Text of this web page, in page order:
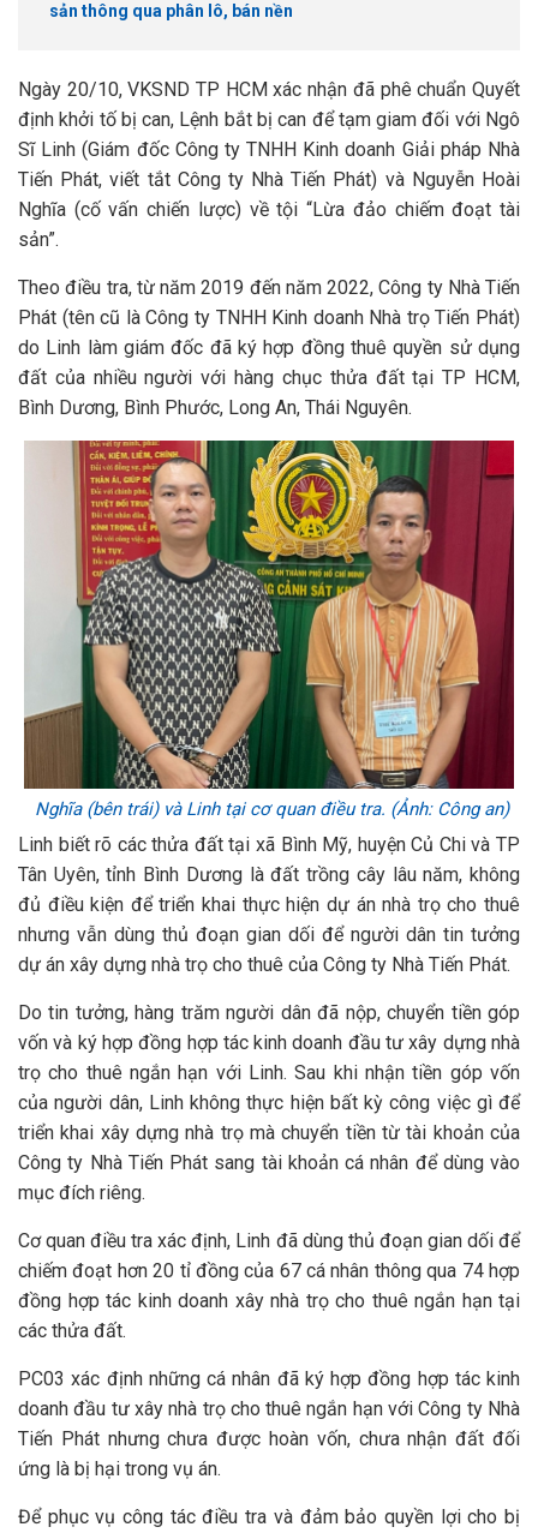
sản thông qua phân lô, bán nền
Ngày 20/10, VKSND TP HCM xác nhận đã phê chuẩn Quyết
định khởi tố bị can, Lệnh bắt bị can để tạm giam đối với Ngô
Sĩ Linh (Giám đốc Công ty TNHH Kinh doanh Giải pháp Nhà
Tiến Phát, viết tắt Công ty Nhà Tiến Phát) và Nguyễn Hoài
Nghĩa (cố vấn chiến lược) về tội “Lừa đảo chiếm đoạt tài
sản”.
Theo điều tra, từ năm 2019 đến năm 2022, Công ty Nhà Tiến
Phát (tên cũ là Công ty TNHH Kinh doanh Nhà trọ Tiến Phát)
do Linh làm giám đốc đã ký hợp đồng thuê quyền sử dụng
đất của nhiều người với hàng chục thửa đất tại TP HCM,
Bình Dương, Bình Phước, Long An, Thái Nguyên.
Nghĩa (bên trái) và Linh tại cơ quan điều tra. (Ảnh: Công an)
Linh biết rõ các thửa đất tại xã Bình Mỹ, huyện Củ Chi và TP
Tân Uyên, tỉnh Bình Dương là đất trồng cây lâu năm, không
đủ điều kiện để triển khai thực hiện dự án nhà trọ cho thuê
nhưng vẫn dùng thủ đoạn gian dối để người dân tin tưởng
dự án xây dựng nhà trọ cho thuê của Công ty Nhà Tiến Phát.
Do tin tưởng, hàng trăm người dân đã nộp, chuyển tiền góp
vốn và ký hợp đồng hợp tác kinh doanh đầu tư xây dựng nhà
trọ cho thuê ngắn hạn với Linh. Sau khi nhận tiền góp vốn
của người dân, Linh không thực hiện bất kỳ công việc gì để
triển khai xây dựng nhà trọ mà chuyển tiền từ tài khoản của
Công ty Nhà Tiến Phát sang tài khoản cá nhân để dùng vào
mục đích riêng.
Cơ quan điều tra xác định, Linh đã dùng thủ đoạn gian dối để
chiếm đoạt hơn 20 tỉ đồng của 67 cá nhân thông qua 74 hợp
đồng hợp tác kinh doanh xây nhà trọ cho thuê ngắn hạn tại
các thửa đất.
PC03 xác định những cá nhân đã ký hợp đồng hợp tác kinh
doanh đầu tư xây nhà trọ cho thuê ngắn hạn với Công ty Nhà
Tiến Phát nhưng chưa được hoàn vốn, chưa nhận đất đối
ứng là bị hại trong vụ án.
Để phục vụ công tác điều tra và đảm bảo quyền lợi cho bị